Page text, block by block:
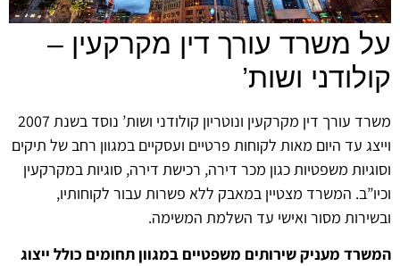
משרד עורך דין מקרקעין –
ושות’
משרד עורך דין מקרקעין ונוטריון קולודני ושות’ נוסד בשנת 2007
עד היום מאות לקוחות פרטיים ועסקיים במגוון רחב של תיקים
משפטיות כגון מכר דירה, רכישת דירה, סוגיות במקרקעין
המשרד מצטיין במאבק ללא פשרות עבור לקוחותיו,
מסור ואישי עד השלמת המשימה.
מעניק שירותים משפטיים במגוון תחומים כולל ייצוג